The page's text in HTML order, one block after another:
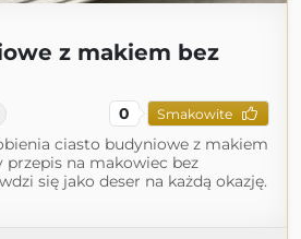
z makiem bez
0 Smakowite
ciasto budyniowe z makiem
przepis na makowiec bez
się jako deser na każdą okazję.